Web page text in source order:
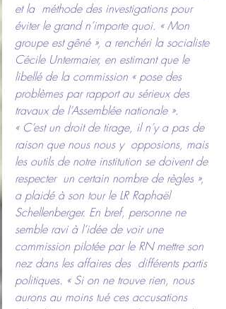
et la  méthode des investigations pour
éviter le grand n’importe quoi. « Mon
groupe est gêné », a renchéri la socialiste
Cécile Untermaier, en estimant que le
libellé de la commission « pose des
problèmes par rapport au sérieux des
travaux de l’Assemblée nationale ».
« C’est un droit de tirage, il n’y a pas de
raison que nous nous y  opposions, mais
les outils de notre institution se doivent de
respecter  un certain nombre de règles »,
a plaidé à son tour le LR Raphaël
Schellenberger. En bref, personne ne
semble ravi à l’idée de voir une
commission pilotée par le RN mettre son
nez dans les affaires des  différents partis
politiques. « Si on ne trouve rien, nous
aurons au moins tué ces accusations